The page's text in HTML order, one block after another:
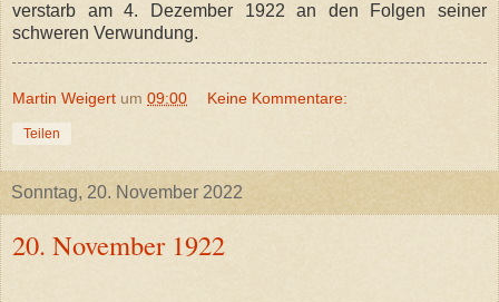
verstarb am 4. Dezember 1922 an den Folgen seiner
schweren Verwundung.
Martin Weigert um 09:00 Keine Kommentare:
Teilen
Sonntag, 20. November 2022
20. November 1922